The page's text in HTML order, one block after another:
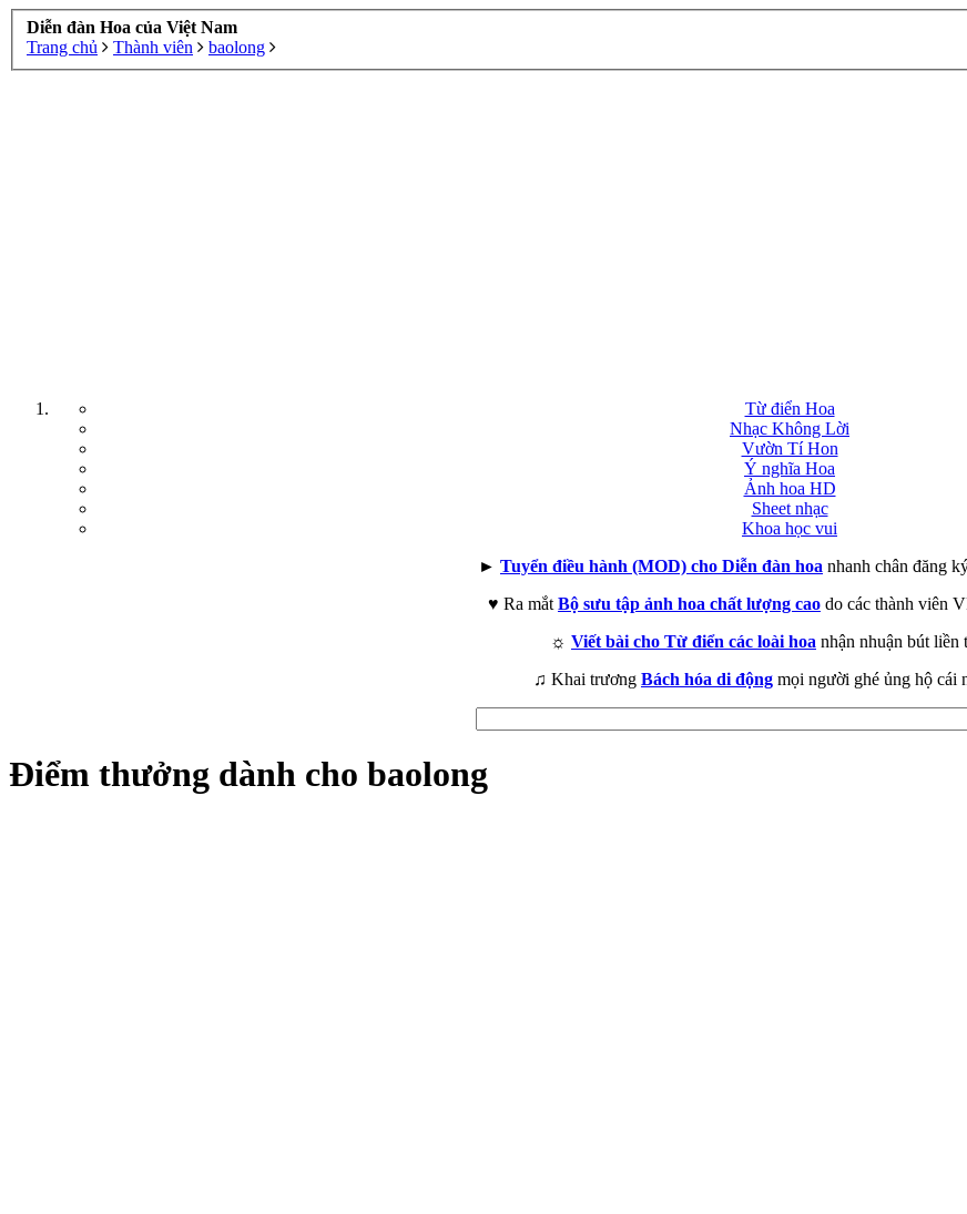
Diễn đàn Hoa của Việt Nam
Trang chủ
Thành viên baolong
Từ điển Hoa
Nhạc Không Lời
Vườn Tí Hon
Ý nghĩa Hoa
Ảnh hoa HD
Sheet nhạc
Khoa học vui
► Tuyển điều hành (MOD) cho Diễn đàn hoa nhanh chân đăng
♥ Ra mắt Bộ sưu tập ảnh hoa chất lượng cao do các thành viên
☼ Viết bài cho Từ điển các loài hoa nhận nhuận bút liền
♫ Khai trương Bách hóa di động mọi người ghé ủng hộ cái
Điểm thưởng dành cho baolong